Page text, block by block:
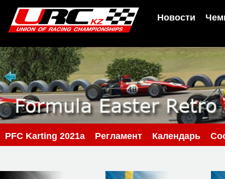
Новости
PFС Karting 2021a Регламент Календарь